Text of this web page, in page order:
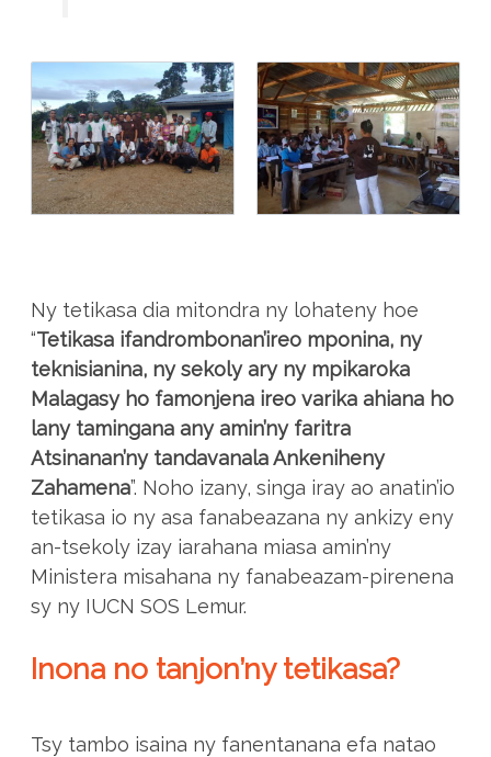
Ny tetikasa dia mitondra ny lohateny hoe
“Tetikasa ifandrombonan’ireo mponina, ny
teknisianina, ny sekoly ary ny mpikaroka
Malagasy ho famonjena ireo varika ahiana ho
lany tamingana any amin’ny faritra
Atsinanan’ny tandavanala Ankeniheny
Zahamena”. Noho izany, singa iray ao anatin’io
tetikasa io ny asa fanabeazana ny ankizy eny
an-tsekoly izay iarahana miasa amin’ny
Ministera misahana ny fanabeazam-pirenena
sy ny IUCN SOS Lemur.
Inona no tanjon’ny tetikasa?
Tsy tambo isaina ny fanentanana efa natao